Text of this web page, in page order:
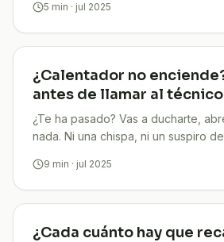
5 min · jul 2025
¿Calentador no
antes de llamar al técnico
¿Te ha pasado? Vas a ducharte,
nada. Ni una chispa, ni un suspiro
9 min · jul 2025
¿Cada cuánto hay que